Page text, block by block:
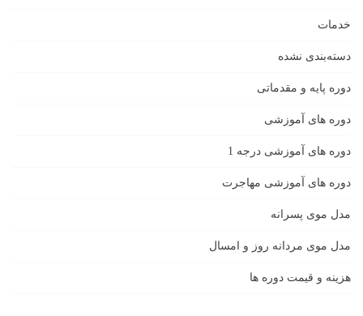
خدمات
دسته‌بندی نشده
دوره پایه و مقدماتی
دوره های آموزشی
دوره های آموزشی درجه 1
دوره های آموزشی مهاجرت
مدل موی پسرانه
مدل موی مردانه روز و امسال
هزینه و قیمت دوره ها